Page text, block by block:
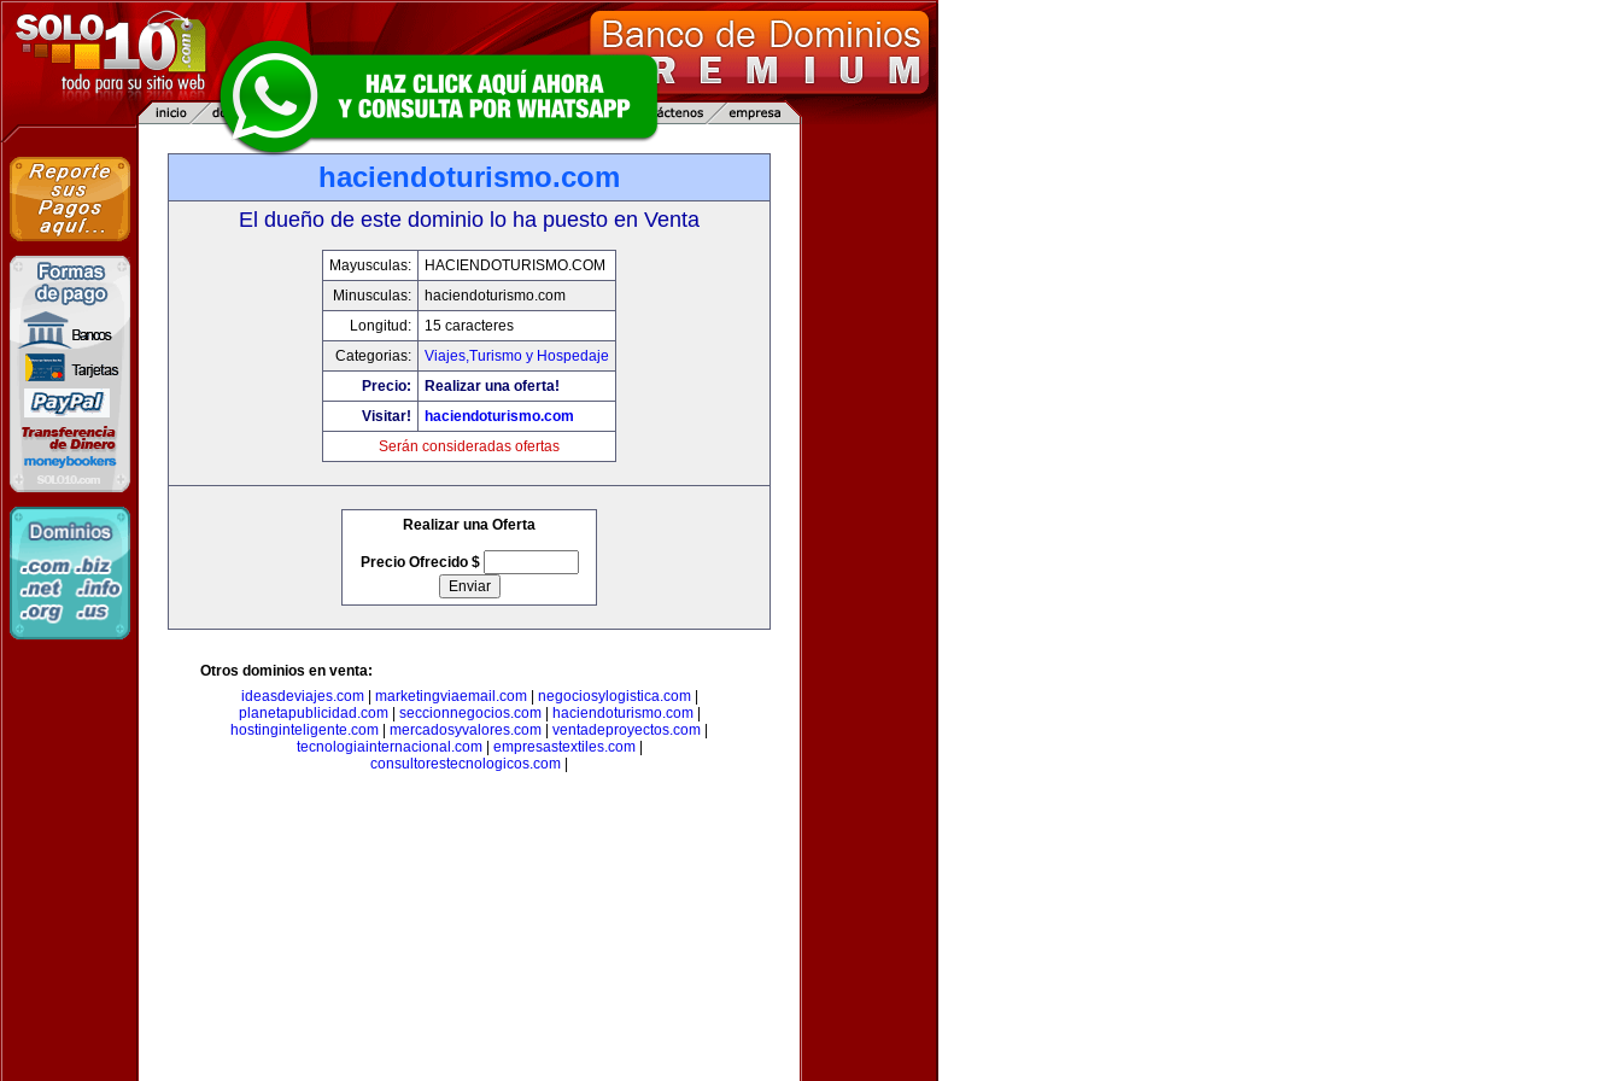
haciendoturismo.com
El dueño de este dominio lo ha puesto en Venta
Mayusculas:
HACIENDOTURISMO.COM
Minusculas:
haciendoturismo.com
Longitud:
15 caracteres
Categorias:
Viajes,Turismo y Hospedaje
Precio:
Realizar una oferta!
Visitar!
haciendoturismo.com
Serán consideradas ofertas
Realizar una Oferta
Precio Ofrecido $
Otros dominios en venta:
ideasdeviajes.com| marketingviaemail.com| negociosylogistica.com|
planetapublicidad.com| seccionnegocios.com| haciendoturismo.com|
hostinginteligente.com
mercadosyvalores.com ventadeproyectos.com
tecnologiainternacional.com| empresastextiles.com|
consultorestecnologicos.com